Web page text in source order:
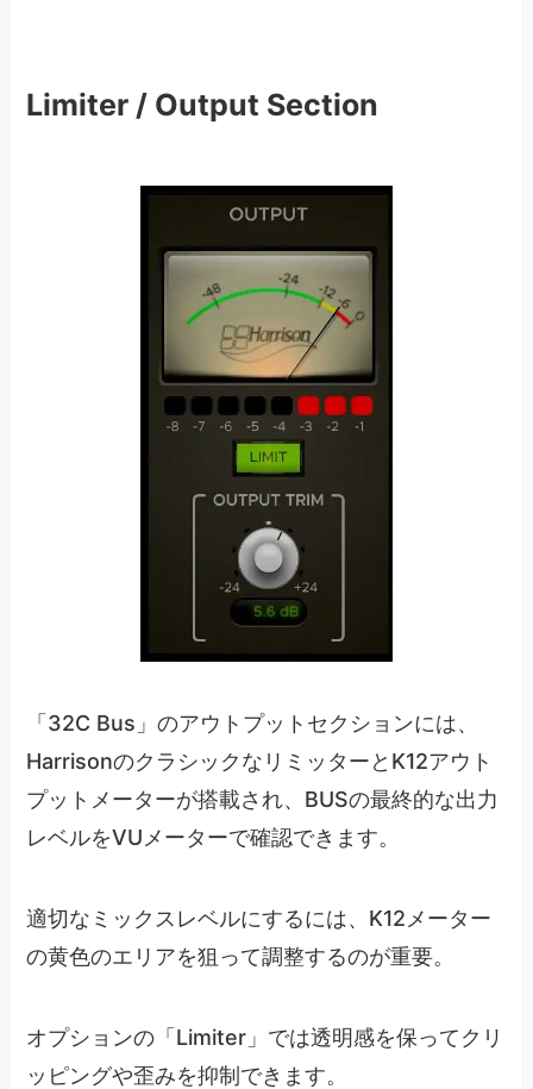
Limiter / Output Section
「32C Bus」のアウトプットセクションには、
HarrisonのクラシックなリミッターとK12アウト
プットメーターが搭載され、BUSの最終的な出力
レベルをVUメーターで確認できます。
適切なミックスレベルにするには、K12メーター
の黄色のエリアを狙って調整するのが重要。
オプションの「Limiter」では透明感を保ってクリ
ッピングや歪みを抑制できます。